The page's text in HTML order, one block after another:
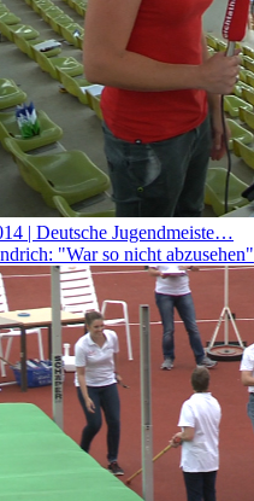
| Deutsche Jugendmeiste…
"War so nicht abzusehen"